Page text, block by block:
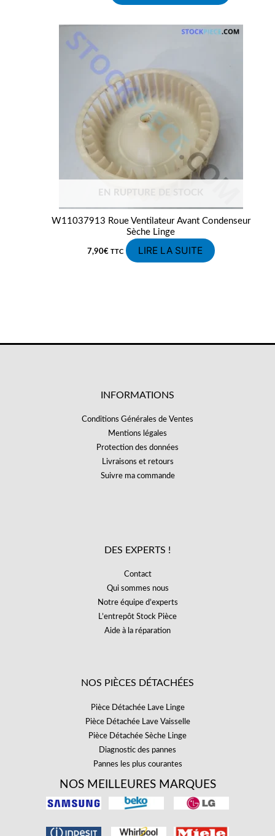
EN RUPTURE DE STOCK
W11037913 Roue Ventilateur Avant Condenseur
Sèche Linge
7,90€ TTC LIRE LA SUITE
INFORMATIONS
Conditions Générales de Ventes
Mentions légales
Protection des données
Livraisons et retours
Suivre ma commande
DES EXPERTS !
Contact
Qui sommes nous
Notre équipe d’experts
L’entrepôt Stock Pièce
Aide à la réparation
NOS PIÈCES DÉTACHÉES
Pièce Détachée Lave Linge
Pièce Détachée Lave Vaisselle
Pièce Détachée Sèche Linge
Diagnostic des pannes
Pannes les plus courantes
NOS MEILLEURES MARQUES